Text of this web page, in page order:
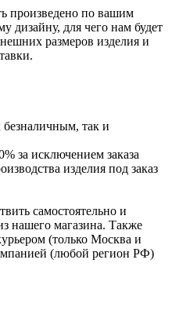
произведено по вашим
дизайну, для чего нам будет
размеров изделия и
безналичным, так и
за исключением заказа
изделия под заказ
самостоятельно и
нашего магазина. Также
(только Москва и
(любой регион РФ)